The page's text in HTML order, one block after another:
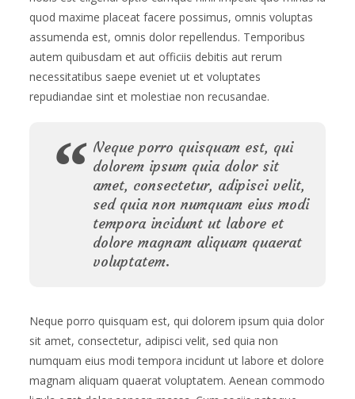
quod maxime placeat facere possimus, omnis voluptas
assumenda est, omnis dolor repellendus. Temporibus
autem quibusdam et aut officiis debitis aut rerum
necessitatibus saepe eveniet ut et voluptates
repudiandae sint et molestiae non recusandae.
Neque porro quisquam est, qui
dolorem ipsum quia dolor sit
amet, consectetur, adipisci velit,
sed quia non numquam eius modi
tempora incidunt ut labore et
dolore magnam aliquam quaerat
voluptatem.
Neque porro quisquam est, qui dolorem ipsum quia dolor
sit amet, consectetur, adipisci velit, sed quia non
numquam eius modi tempora incidunt ut labore et dolore
magnam aliquam quaerat voluptatem. Aenean commodo